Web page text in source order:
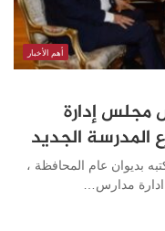
أهم الأخبار
إدارة
الجديد
بديوان عام المحافظة ،
مدارس…